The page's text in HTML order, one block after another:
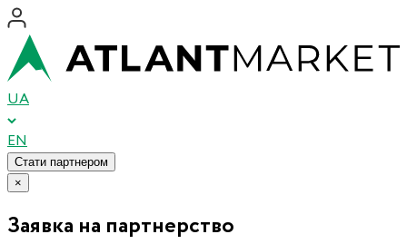
UA
EN
Стати партнером
×
Заявка на партнерство